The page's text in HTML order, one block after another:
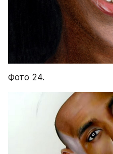
Фото 24.